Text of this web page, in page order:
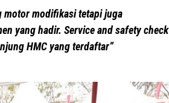
motor modifikasi tetapi juga
yang hadir. Service and safety check
HMC yang terdaftar”